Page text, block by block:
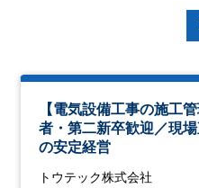
【電気設備工事の施工
者・第二新卒歓迎／現
の安定経営
トウテック株式会社